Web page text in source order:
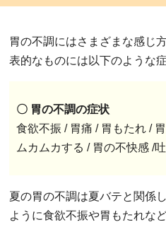
胃の不調にはさまざまな感じ
表的なものには以下のような
〇 胃の不調の症状
食欲不振 / 胃痛 / 胃もたれ /
ムカムカする / 胃の不快感 /
夏の胃の不調は夏バテと関係
ように食欲不振や胃もたれな